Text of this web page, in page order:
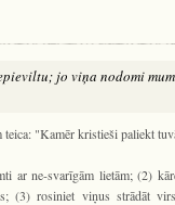
jo viņa nodomi
"Kamēr kristieši paliekt
ar ne-svarīgām lietām; (2)
(3) rosiniet viņus strādāt